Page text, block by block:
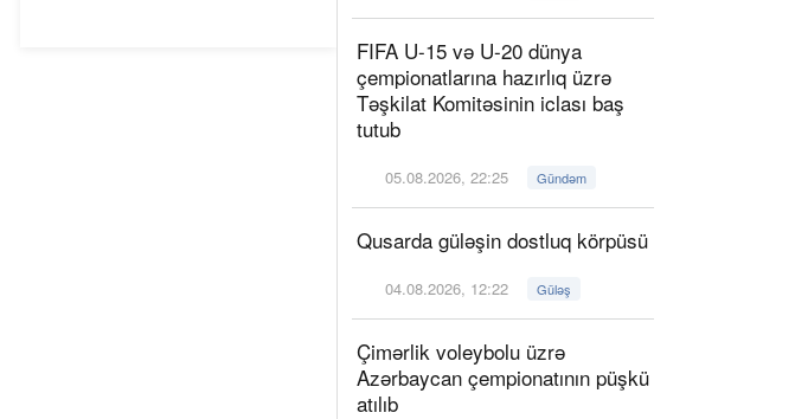
FIFA U-15 və U-20 dünya
çempionatlarına hazırlıq üzrə
Təşkilat Komitəsinin iclası baş
tutub
05.08.2026, 22:25 Gündəm
Qusarda güləşin dostluq körpüsü
04.08.2026, 12:22 Güləş
Çimərlik voleybolu üzrə
Azərbaycan çempionatının püşkü
atılıb